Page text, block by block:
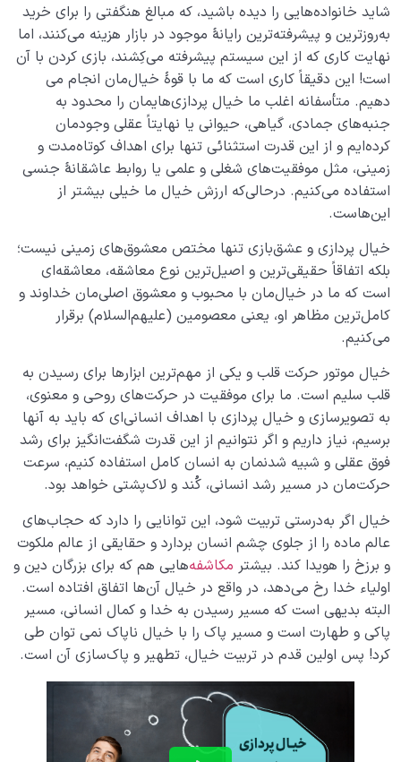
مبنای عشق و نفرت و حب و بغض‌ ما نسبت به دیگران چه
باید باشد؟
ساختار نفس ما چه رابطه‌ای با اسماء و صفات خدا دارد؟
بیماری روح و نفس چیست؟ چرا و چگونه قلب ما بیمار می
شود؟
چگونه با خیال پردازی می‌توان به قلب سلیم و خوشبختی
جاودانه رسید؟
تعادل چیست؟ اهمیت تعادل و ضرورت برقراری تعادل
انسانی در زندگی
افراط و تفریط در تغذیه قوای نفس چگونه ما را زمین‌گیر
می‌کند؟
انسان متعادل‌؛ کسی که اولویت‌هایش را به درستی انتخاب
می‌کند
شاید خانواده‌هایی را دیده باشید، که مبالغ هنگفتی را برای خرید
به‌روزترین و پیشرفته‌ترین رایانۀ موجود در بازار هزینه می‌کنند، اما
نهایت کاری که از این سیستم پیشرفته می‌کِشند، بازی کردن با آن
است! این دقیقاً کاری است که ما با قوۀ خیال‌مان انجام می
دهیم. متأسفانه اغلب ما خیال پردازی‌هایمان را محدود به
جنبه‌های جمادی، گیاهی، حیوانی یا نهایتاً عقلی وجودمان
کرده‌ایم و از این قدرت استثنائی تنها برای اهداف کوتاه‌مدت و
زمینی، مثل موفقیت‌های شغلی و علمی یا روابط عاشقانۀ جنسی
استفاده می‌کنیم. درحالی‌که ارزش خیال ما خیلی بیشتر از
این‌هاست.
خیال پردازی و عشق‌بازی تنها مختص معشوق‌های زمینی نیست؛
بلکه اتفاقاً حقیقی‌ترین و اصیل‌ترین نوع معاشقه، معاشقه‌ای
است که ما در خیال‌مان با محبوب و معشوق اصلی‌مان خداوند و
کامل‌ترین مظاهر او، یعنی معصومین (علیهم‌السلام) برقرار
می‌کنیم.
خیال موتور حرکت قلب و یکی از مهم‌ترین ابزارها برای رسیدن به
قلب سلیم است. ما برای موفقیت در حرکت‌های روحی و معنوی،
به تصویرسازی و خیال پردازی با اهداف انسانی‌ای که باید به آنها
برسیم، نیاز داریم و اگر نتوانیم از این قدرت شگفت‌انگیز برای رشد
فوق عقلی و شبیه شدنمان به انسان کامل استفاده کنیم، سرعت
حرکت‌مان در مسیر رشد انسانی، کُند و لاک‌پشتی خواهد بود.
خیال اگر به‌درستی تربیت شود، این توانایی را دارد که حجاب‌های
عالم ماده را از جلوی چشم انسان بردارد و حقایقی از عالم ملکوت
و برزخ را هویدا کند. بیشتر مکاشفه‌هایی هم که برای بزرگان دین و
اولیاء خدا رخ می‌دهد، در واقع در خیال آن‌ها اتفاق افتاده است.
البته بدیهی است که مسیر رسیدن به خدا و کمال انسانی، مسیر
پاکی و طهارت است و مسیر پاک را با خیال ناپاک نمی توان طی
کرد! پس اولین قدم در تربیت خیال، تطهیر و پاک‌سازی آن است.